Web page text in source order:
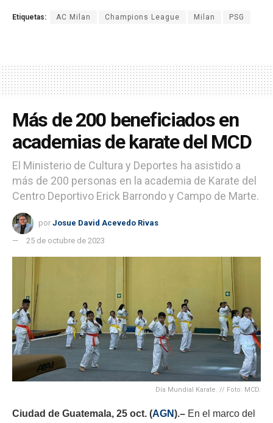
Etiquetas: AC Milan Champions League Milan PSG
Más de 200 beneficiados en
academias de karate del MCD
El Ministerio de Cultura y Deportes ha asistido a
más de 200 personas en la academia de Karate del
Centro Deportivo Erick Barrondo y Campo de Marte.
por Josue David Acevedo Rivas
25 de octubre de 2023
Día Mundial Karate. // Foto: MCD.
Ciudad de Guatemala, 25 oct. (AGN).– En el marco del